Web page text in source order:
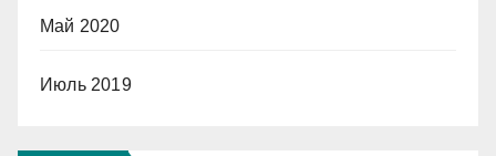
Май 2020
Июль 2019